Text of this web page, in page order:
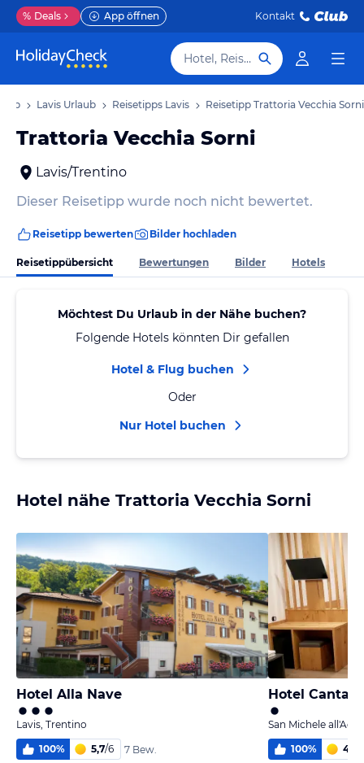
% Deals App öffnen Kontakt
Hotel, Reiseziel
Lavis Urlaub Reisetipps Lavis Reisetipp Trattoria Vecchia Sorni
Trattoria Vecchia Sorni
Lavis/Trentino
Dieser Reisetipp wurde noch nicht bewertet.
Reisetipp bewerten Bilder hochladen
Reisetippübersicht Bewertungen Bilder Hotels
Möchtest Du Urlaub in der Nähe buchen?
Folgende Hotels könnten Dir gefallen
Hotel & Flug buchen
Oder
Nur Hotel buchen
Hotel nähe Trattoria Vecchia Sorni
Hotel Alla Nave
Lavis, Trentino
100% 5,7/6 7 Bew.
Hotel
San Michele
100% 4,6